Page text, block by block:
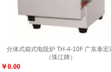
分体式箱式电阻炉 TH-4-10F 广东泰宏
（珠江牌）
￥0.00